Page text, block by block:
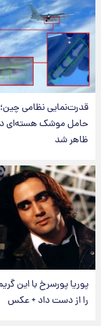
قدرت‌نمایی نظامی
حامل موشک هسته‌ای
ظاهر شد
پوریا پورسرخ با این
را از دست داد + عکس